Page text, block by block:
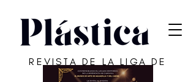
REVISTA DE LA LIGA DE
ARTE DE SAN JUAN